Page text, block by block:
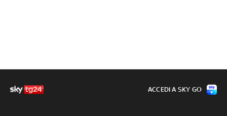
ACCEDI A SKY GO